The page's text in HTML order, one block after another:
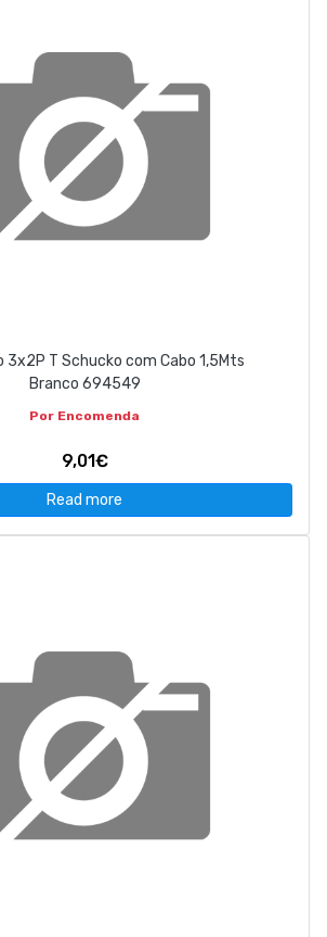
3x2P T Schucko com Cabo 1,5Mts
Branco 694549
Por Encomenda
9,01€
Read more